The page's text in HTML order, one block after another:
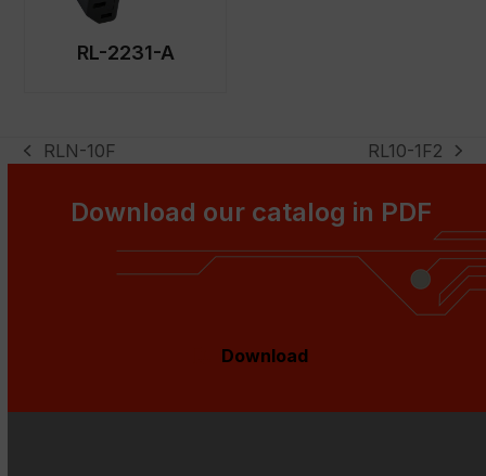
RL-2231-A
previous
RLN-10F
next
RL10-1F2
Download our catalog in PDF
Download